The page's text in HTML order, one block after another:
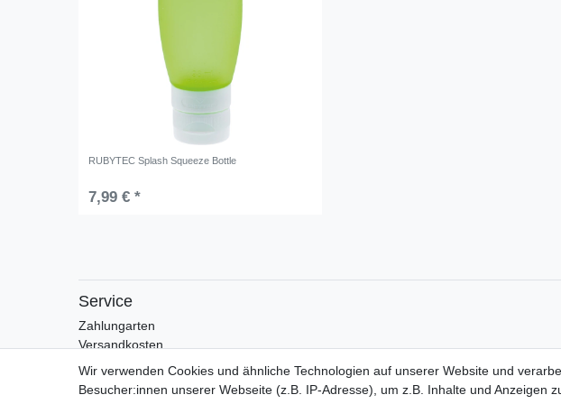
RUBYTEC Splash Squeeze Bottle
7,99 € *
Wir verwenden Cookies und ähnliche Technologien auf unserer Website und
Besucher:innen unserer Webseite (z.B. IP-Adresse), um z.B. Inhalte und Anzeigen
Service
Zahlungarten
Versandkosten
Batterierücknahmeverordnung